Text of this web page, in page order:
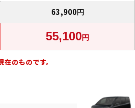
63,900円
55,100円
のものです。